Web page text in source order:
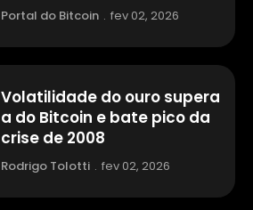
Portal do Bitcoin . fev 02, 2026
Volatilidade do ouro supera
a do Bitcoin e bate pico da
crise de 2008
Rodrigo Tolotti . fev 02, 2026